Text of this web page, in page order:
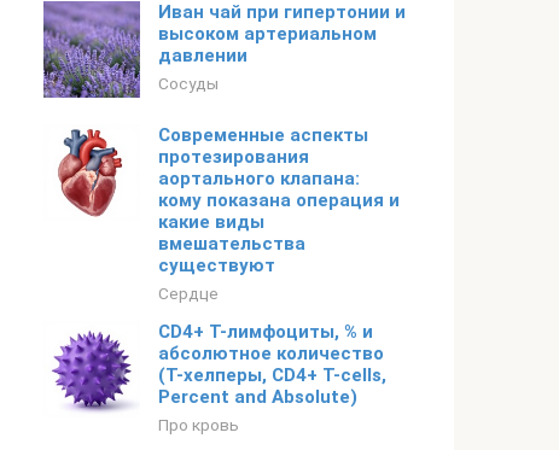
Иван чай при гипертонии и
высоком артериальном
давлении
Сосуды
Современные аспекты
протезирования
аортального клапана:
кому показана операция и
какие виды
вмешательства
существуют
Сердце
CD4+ Т-лимфоциты, % и
абсолютное количество
(Т-хелперы, CD4+ T-cells,
Percent and Absolute)
Про кровь